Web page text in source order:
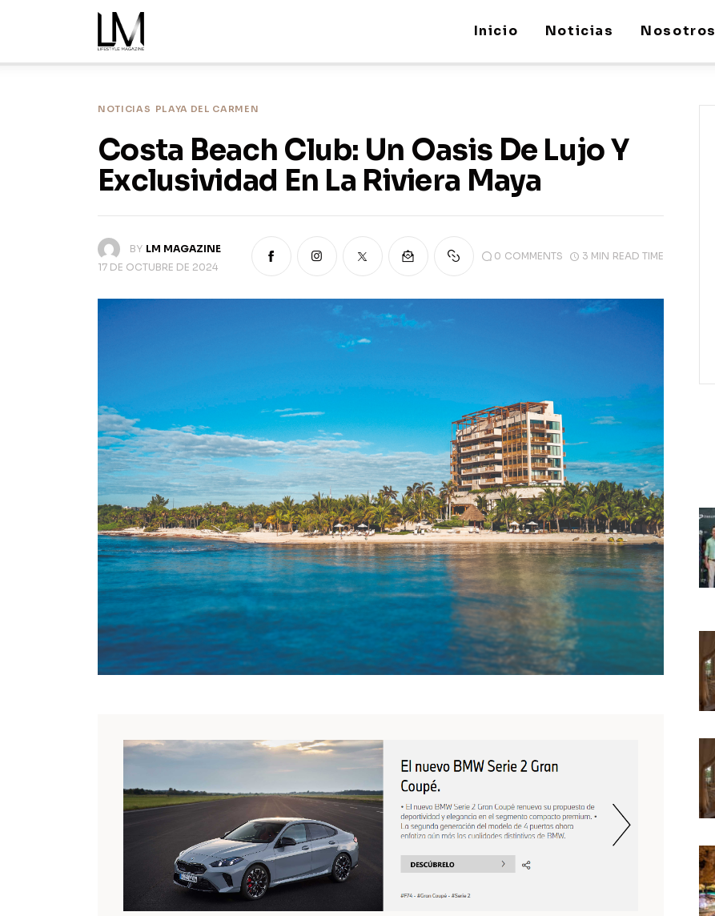
Inicio Noticias Nosotros
Noticias
NOTICIAS PLAYA DEL CARMEN
Costa Beach Club: Un Oasis De Lujo Y
Exclusividad En La Riviera Maya
BY LM MAGAZINE
17 DE OCTUBRE DE 2024
0 COMMENTS 3 MIN READ TIME